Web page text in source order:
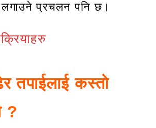
प्रचलन पनि छ।
तपाईलाई कस्तो
?